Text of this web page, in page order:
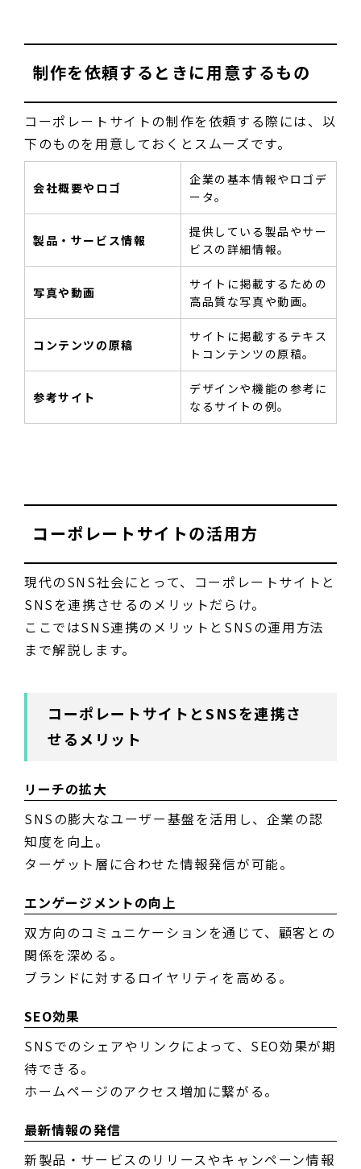
制作を依頼するときに用意するもの
コーポレートサイトの制作を依頼する際には、以
下のものを用意しておくとスムーズです。
会社概要やロゴ
企業の基本情報やロゴデ
ータ。
製品・サービス情報
提供している製品やサー
ビスの詳細情報。
写真や動画
サイトに掲載するための
高品質な写真や動画。
コンテンツの原稿
サイトに掲載するテキス
トコンテンツの原稿。
参考サイト
デザインや機能の参考に
なるサイトの例。
コーポレートサイトの活用方
現代のSNS社会にとって、コーポレートサイトと
SNSを連携させるのメリットだらけ。
ここではSNS連携のメリットとSNSの運用方法
まで解説します。
コーポレートサイトとSNSを連携さ
せるメリット
リーチの拡大
SNSの膨大なユーザー基盤を活用し、企業の認
知度を向上。
ターゲット層に合わせた情報発信が可能。
エンゲージメントの向上
双方向のコミュニケーションを通じて、顧客との
関係を深める。
ブランドに対するロイヤリティを高める。
SEO効果
SNSでのシェアやリンクによって、SEO効果が期
待できる。
ホームページのアクセス増加に繋がる。
最新情報の発信
新製品・サービスのリリースやキャンペーン情報